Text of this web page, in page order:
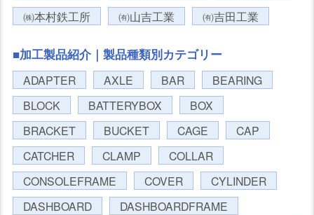
㈱本村鉄工所
㈲山吉工業 ㈲吉田工業
■加工製品紹介｜製品種類別カテゴリー
ADAPTER AXLE BAR
BEARING
BLOCK
BATTERYBOX
BOX
BRACKET
BUCKET CAGE
CAP
CATCHER
CLAMP
COLLAR
CONSOLEFRAME
COVER
CYLINDER
DASHBOARD
DASHBOARDFRAME